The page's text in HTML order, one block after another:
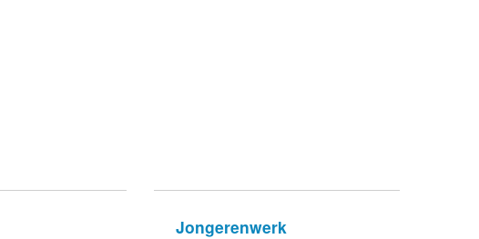
Jongerenwerk